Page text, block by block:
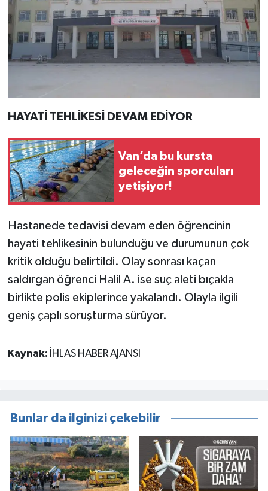
HAYATİ TEHLİKESİ DEVAM EDİYOR
Van’da bu kursta
geleceğin sporcuları
yetişiyor!
Hastanede tedavisi devam eden öğrencinin
hayati tehlikesinin bulunduğu ve durumunun çok
kritik olduğu belirtildi. Olay sonrası kaçan
saldırgan öğrenci Halil A. ise suç aleti bıçakla
birlikte polis ekiplerince yakalandı. Olayla ilgili
geniş çaplı soruşturma sürüyor.
Kaynak: İHLAS HABER AJANSI
Bunlar da ilginizi çekebilir